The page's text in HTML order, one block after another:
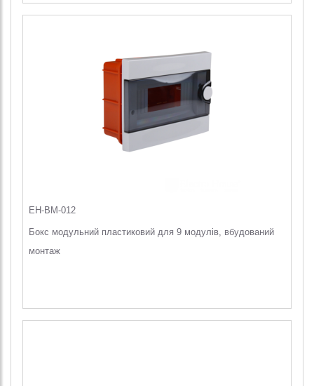
EH-BM-012
Бокс модульний пластиковий для 9 модулів, вбудований
монтаж